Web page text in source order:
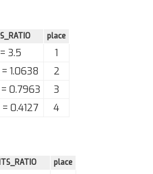
place
= 3.5
1
= 1.0638
2
= 0.7963
3
= 0.4127 4
place